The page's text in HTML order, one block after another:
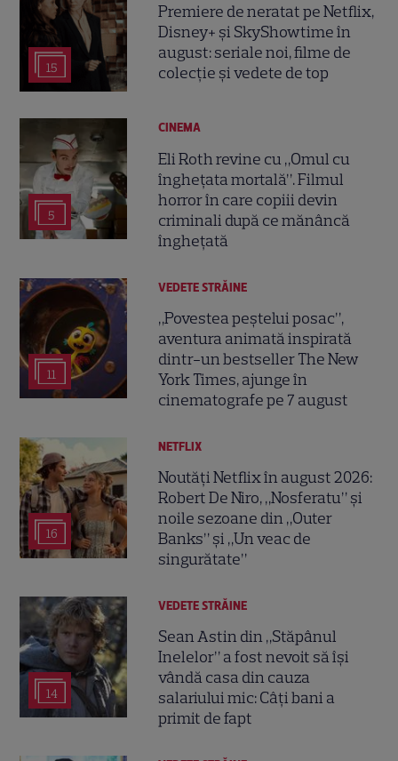
15
Premiere de neratat pe Netflix,
Disney+ și SkyShowtime în
august: seriale noi, filme de
colecție și vedete de top
5
CINEMA
Eli Roth revine cu „Omul cu
înghețata mortală”. Filmul
horror în care copiii devin
criminali după ce mănâncă
înghețată
11
VEDETE STRĂINE
„Povestea peștelui posac”,
aventura animată inspirată
dintr-un bestseller The New
York Times, ajunge în
cinematografe pe 7 august
16
NETFLIX
Noutăți Netflix în august 2026:
Robert De Niro, „Nosferatu” și
noile sezoane din „Outer
Banks” și „Un veac de
singurătate”
14
VEDETE STRĂINE
Sean Astin din „Stăpânul
Inelelor” a fost nevoit să își
vândă casa din cauza
salariului mic: Câți bani a
primit de fapt